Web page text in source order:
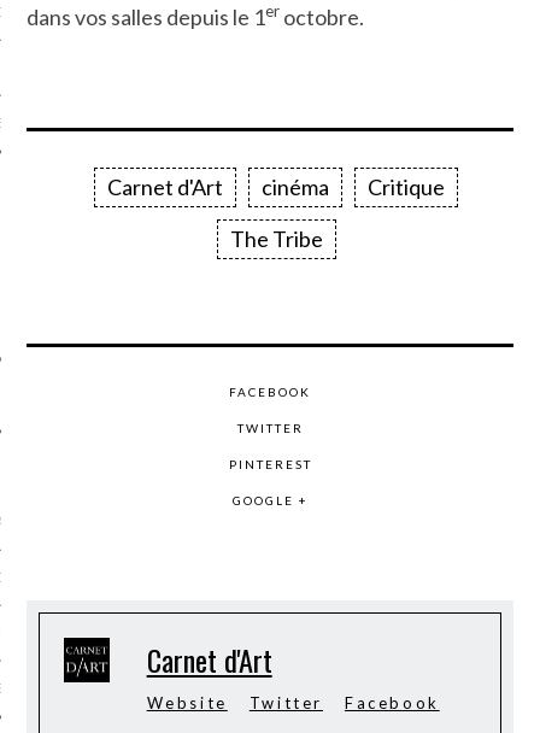
PODCAST
SUIVEZ-NOUS
CARAVELLE
PODCAST
dans vos salles depuis le 1er octobre.
Carnet d'Art cinéma
Critique
The Tribe
FACEBOOK
TWITTER
PINTEREST
GOOGLE +
Carnet d'Art
Website Twitter Facebook